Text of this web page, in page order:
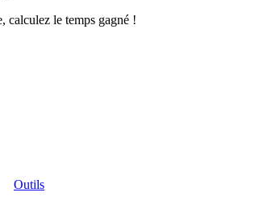
calculez le temps gagné !
Outils